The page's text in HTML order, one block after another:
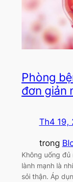
Phòng
đơn giản
Th4 19,
trong
Không uống
lành mạnh là
sỏi thận. Áp